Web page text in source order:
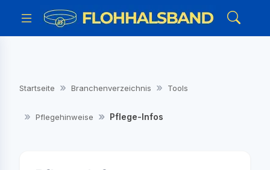
Startseite Branchenverzeichnis Tools
Pflegehinweise Pflege-Infos